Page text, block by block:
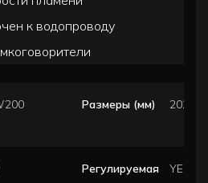
к водопроводу
Размеры (мм)
Регулируемая YES